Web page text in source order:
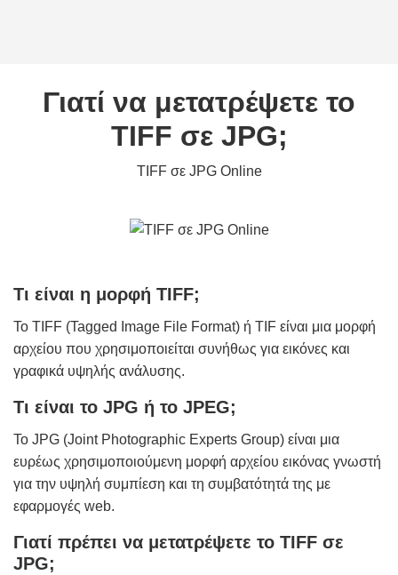
Γιατί να μετατρέψετε το
TIFF σε JPG;
TIFF σε JPG Online
Τι είναι η μορφή TIFF;
Το TIFF (Tagged Image File Format) ή TIF είναι μια μορφή
αρχείου που χρησιμοποιείται συνήθως για εικόνες και
γραφικά υψηλής ανάλυσης.
Τι είναι το JPG ή το JPEG;
Το JPG (Joint Photographic Experts Group) είναι μια
ευρέως χρησιμοποιούμενη μορφή αρχείου εικόνας γνωστή
για την υψηλή συμπίεση και τη συμβατότητά της με
εφαρμογές web.
Γιατί πρέπει να μετατρέψετε το TIFF σε
JPG;